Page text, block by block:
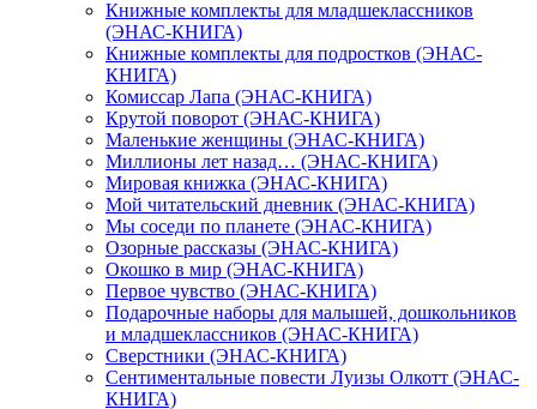
Книжные комплекты для младшеклассников
(ЭНАС-КНИГА)
Книжные комплекты для подростков (ЭНАС-
КНИГА)
Комиссар Лапа (ЭНАС-КНИГА)
Крутой поворот (ЭНАС-КНИГА)
Маленькие женщины (ЭНАС-КНИГА)
Миллионы лет назад… (ЭНАС-КНИГА)
Мировая книжка (ЭНАС-КНИГА)
Мой читательский дневник (ЭНАС-КНИГА)
Мы соседи по планете (ЭНАС-КНИГА)
Озорные рассказы (ЭНАС-КНИГА)
Окошко в мир (ЭНАС-КНИГА)
Первое чувство (ЭНАС-КНИГА)
Подарочные наборы для малышей, дошкольников
и младшеклассников (ЭНАС-КНИГА)
Сверстники (ЭНАС-КНИГА)
Сентиментальные повести Луизы Олкотт (ЭНАС-
КНИГА)